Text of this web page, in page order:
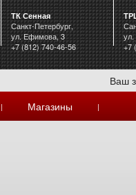
ТК Сенная
Санкт-Петербург,
ул. Ефимова, 3
+7 (812) 740-46-56
ул.
+7
Ваш
| Магазины |